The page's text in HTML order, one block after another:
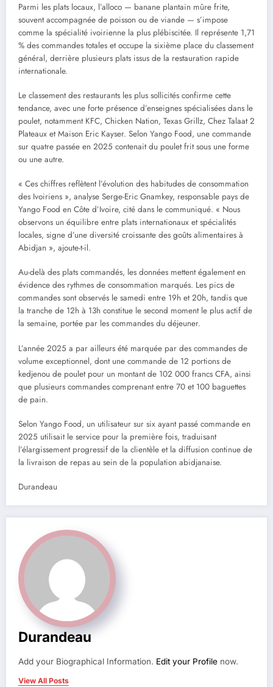
Parmi les plats locaux, l’alloco — banane plantain mûre frite,
souvent accompagnée de poisson ou de viande — s’impose
comme la spécialité ivoirienne la plus plébiscitée. Il représente 1,71
% des commandes totales et occupe la sixième place du classement
général, derrière plusieurs plats issus de la restauration rapide
internationale.
Le classement des restaurants les plus sollicités confirme cette
tendance, avec une forte présence d’enseignes spécialisées dans le
poulet, notamment KFC, Chicken Nation, Texas Grillz, Chez Talaat 2
Plateaux et Maison Eric Kayser. Selon Yango Food, une commande
sur quatre passée en 2025 contenait du poulet frit sous une forme
ou une autre.
« Ces chiffres reflètent l’évolution des habitudes de consommation
des Ivoiriens », analyse Serge-Eric Gnamkey, responsable pays de
Yango Food en Côte d’Ivoire, cité dans le communiqué. « Nous
observons un équilibre entre plats internationaux et spécialités
locales, signe d’une diversité croissante des goûts alimentaires à
Abidjan », ajoute-t-il.
Au-delà des plats commandés, les données mettent également en
évidence des rythmes de consommation marqués. Les pics de
commandes sont observés le samedi entre 19h et 20h, tandis que
la tranche de 12h à 13h constitue le second moment le plus actif de
la semaine, portée par les commandes du déjeuner.
L’année 2025 a par ailleurs été marquée par des commandes de
volume exceptionnel, dont une commande de 12 portions de
kedjenou de poulet pour un montant de 102 000 francs CFA, ainsi
que plusieurs commandes comprenant entre 70 et 100 baguettes
de pain.
Selon Yango Food, un utilisateur sur six ayant passé commande en
2025 utilisait le service pour la première fois, traduisant
l’élargissement progressif de la clientèle et la diffusion continue de
la livraison de repas au sein de la population abidjanaise.
Durandeau
Durandeau
Add your Biographical Information. Edit your Profile now.
View All Posts